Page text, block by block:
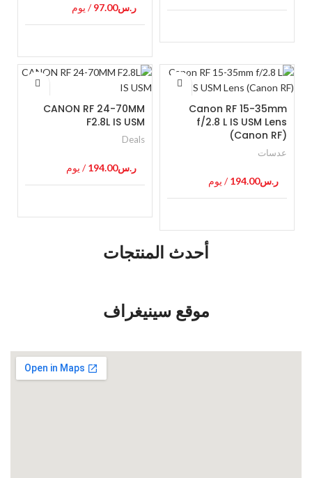
ر.س97.00/ يوم
Canon RF 15-35mm
f/2.8 L IS USM Lens
(Canon RF)
عدسات
ر.س194.00/ يوم
CANON RF 24-70MM
F2.8L IS USM
Deals
ر.س194.00/ يوم
أحدث المنتجات
موقع سينيغراف